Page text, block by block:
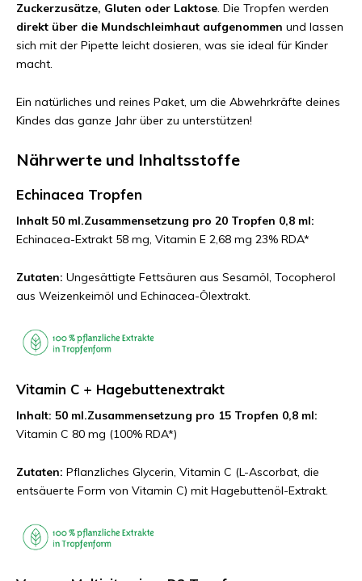
Zuckerzusätze, Gluten oder Laktose. Die Tropfen werden
direkt über die Mundschleimhaut aufgenommen und lassen
sich mit der Pipette leicht dosieren, was sie ideal für Kinder
macht.
Ein natürliches und reines Paket, um die Abwehrkräfte deines
Kindes das ganze Jahr über zu unterstützen!
Nährwerte und Inhaltsstoffe
Echinacea Tropfen
Inhalt 50 ml.Zusammensetzung pro 20 Tropfen 0,8 ml:
Echinacea-Extrakt 58 mg, Vitamin E 2,68 mg 23% RDA*
Zutaten: Ungesättigte Fettsäuren aus Sesamöl, Tocopherol
aus Weizenkeimöl und Echinacea-Ölextrakt.
Vitamin C + Hagebuttenextrakt
Inhalt: 50 ml.Zusammensetzung pro 15 Tropfen 0,8 ml:
Vitamin C 80 mg (100% RDA*)
Zutaten: Pflanzliches Glycerin, Vitamin C (L-Ascorbat, die
entsäuerte Form von Vitamin C) mit Hagebuttenöl-Extrakt.